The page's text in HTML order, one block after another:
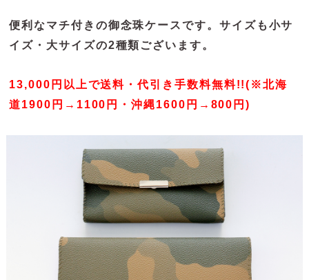
便利なマチ付きの御念珠ケースです。サイズも小サ
イズ・大サイズの2種類ございます。
13,000円以上で送料・代引き手数料無料!!(※北海
道1900円→1100円・沖縄1600円→800円)